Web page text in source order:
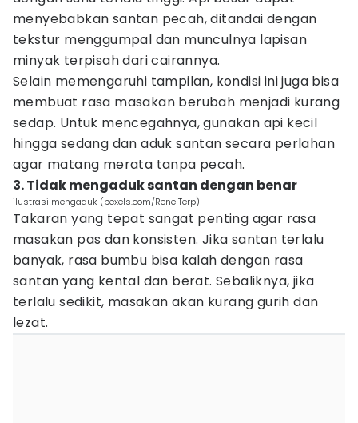
menyebabkan santan pecah, ditandai dengan
tekstur menggumpal dan munculnya lapisan
minyak terpisah dari cairannya.
Selain memengaruhi tampilan, kondisi ini juga bisa
membuat rasa masakan berubah menjadi kurang
sedap. Untuk mencegahnya, gunakan api kecil
hingga sedang dan aduk santan secara perlahan
agar matang merata tanpa pecah.
3. Tidak mengaduk santan dengan benar
ilustrasi mengaduk (pexels.com/Rene Terp)
Takaran yang tepat sangat penting agar rasa
masakan pas dan konsisten. Jika santan terlalu
banyak, rasa bumbu bisa kalah dengan rasa
santan yang kental dan berat. Sebaliknya, jika
terlalu sedikit, masakan akan kurang gurih dan
lezat.